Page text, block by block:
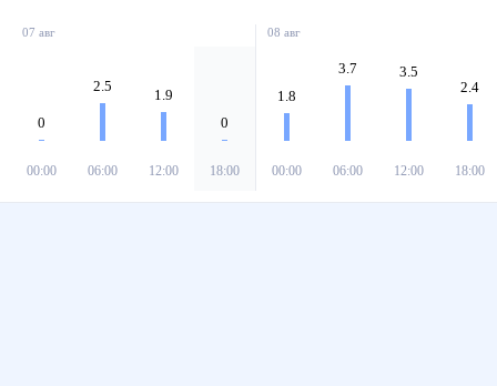
07 авг
0
00:00
2.5
06:00
1.9
12:00
0
18:00
08 авг
1.8
00:00
3.7
06:00
3.5
12:00
2.4
18:00